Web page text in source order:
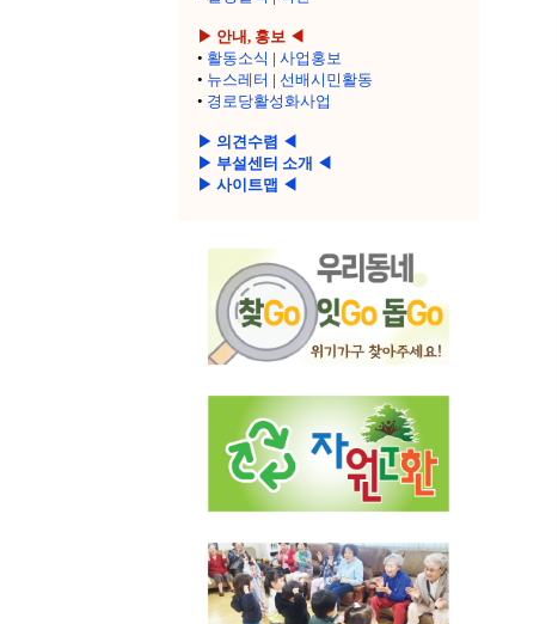
▶ 안내, 홍보 ◀
• 활동소식 | 사업홍보
• 뉴스레터 | 선배시민활동
• 경로당활성화사업
▶ 의견수렴 ◀
▶ 부설센터 소개 ◀
▶ 사이트맵 ◀